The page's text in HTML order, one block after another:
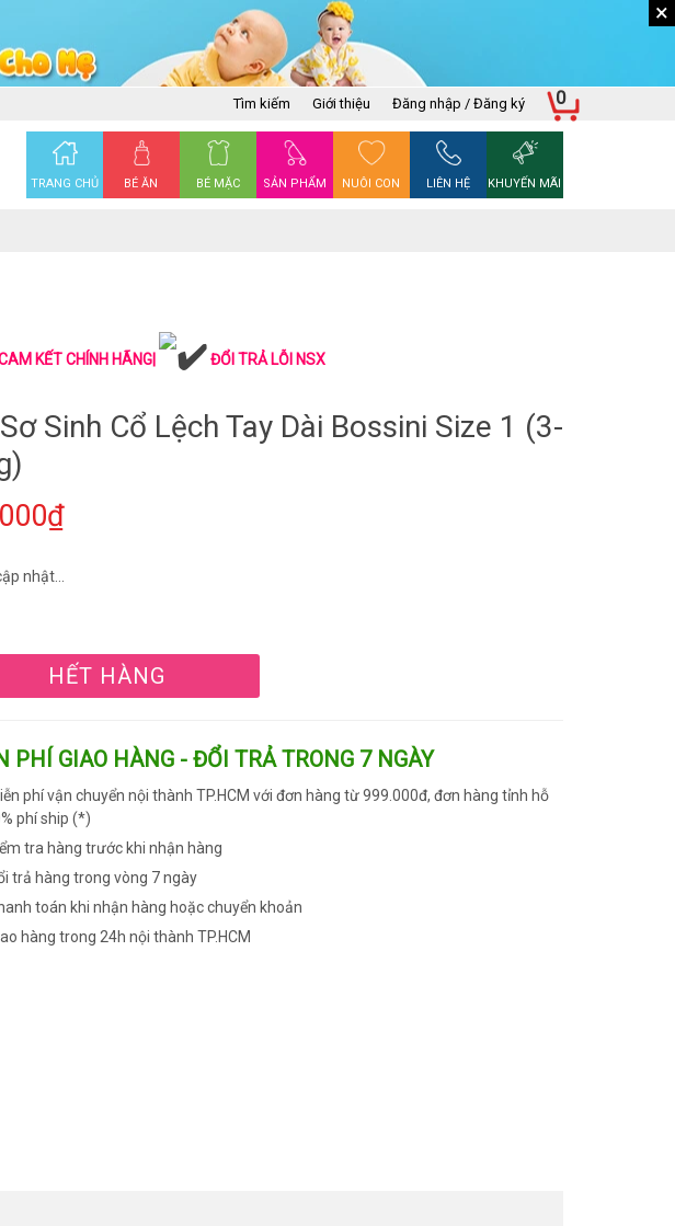
×
Tìm kiếm Giới thiệu Đăng nhập / Đăng ký
TRANG CHỦ BÉ ĂN BÉ MẶC SẢN PHẨM NUÔI CON LIÊN HỆ KHUYẾN MÃI
0
KẾT CHÍNH HÃNG| ĐỔI TRẢ LỖI NSX
Sinh Cổ Lệch Tay Dài Bossini Size 1 (3-
nhật...
HẾT HÀNG
PHÍ GIAO HÀNG - ĐỔI TRẢ TRONG 7 NGÀY
phí vận chuyển nội thành TP.HCM với đơn hàng từ 999.000đ, đơn hàng tỉnh hỗ
phí ship (*)
tra hàng trước khi nhận hàng
trả hàng trong vòng 7 ngày
toán khi nhận hàng hoặc chuyển khoản
hàng trong 24h nội thành TP.HCM